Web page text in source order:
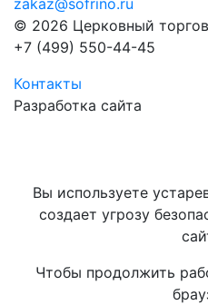
zakaz@sofrino.ru
© 2026 Церковный
+7 (499) 550-44-45
Контакты
Разработка сайта
Вы используете
создает угрозу
Чтобы продолжить